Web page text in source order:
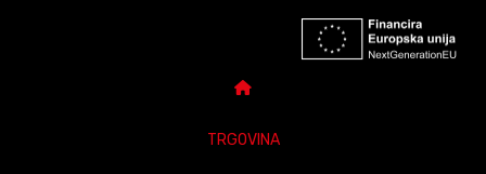
TRGOVINA